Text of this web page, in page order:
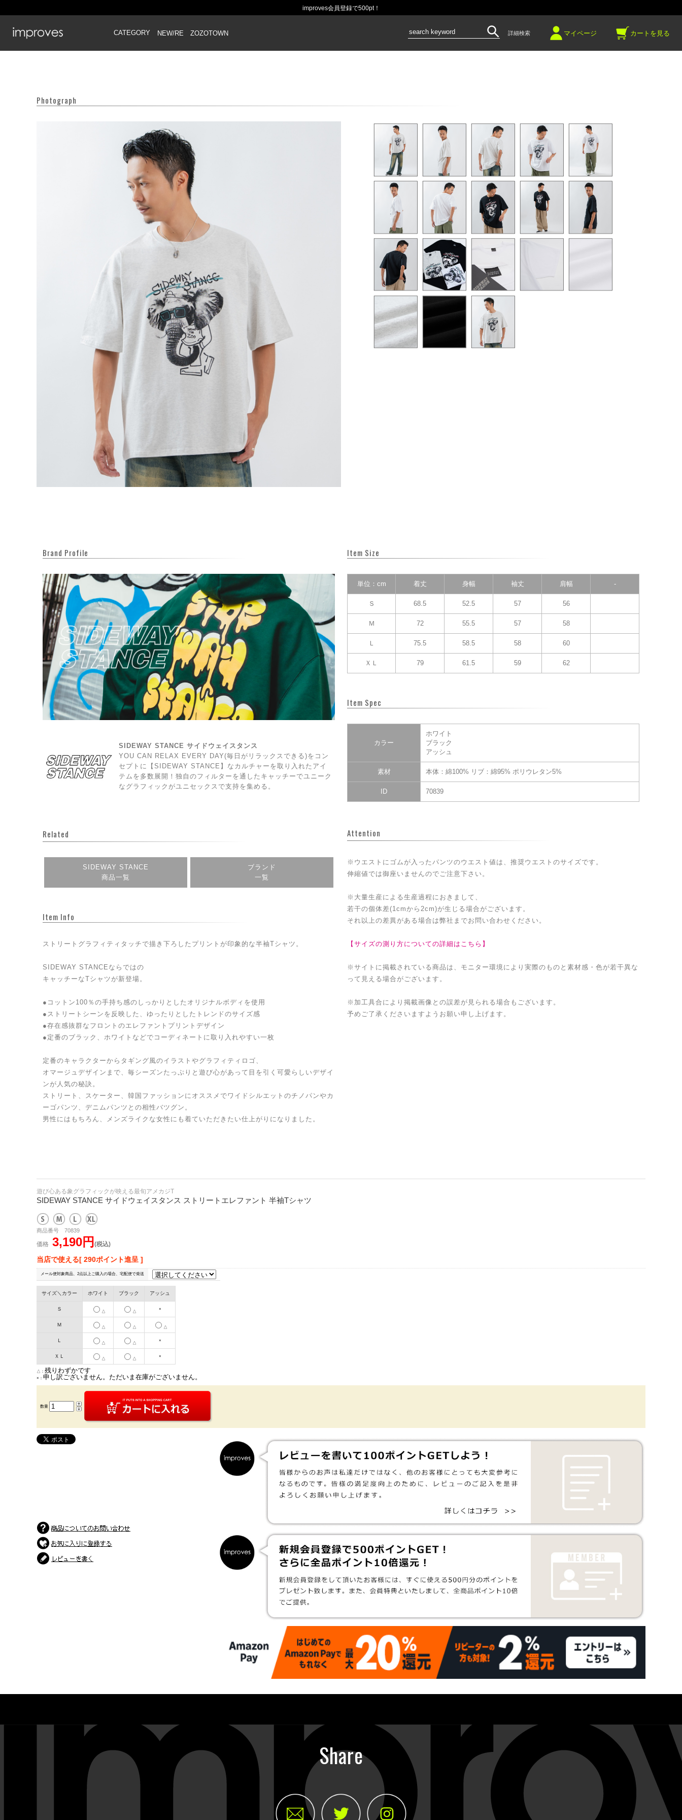
improves会員登録で500pt！
CATEGORY NEW/RE ZOZOTOWN 詳細検索 マイページ カートを見る
Photograph
Brand Profile
SIDEWAY STANCE サイドウェイスタンス
YOU CAN RELAX EVERY DAY(毎日がリラックスできる)をコン
セプトに【SIDEWAY STANCE】なカルチャーを取り入れたアイ
テムを多数展開！独自のフィルターを通したキャッチーでユニーク
なグラフィックがユニセックスで支持を集める。
Related
SIDEWAY STANCE
商品一覧
ブランド
一覧
Item Info
ストリートグラフィティタッチで描き下ろしたプリントが印象的な半袖Tシャツ。
SIDEWAY STANCEならではの
キャッチーなTシャツが新登場。
●コットン100％の手持ち感のしっかりとしたオリジナルボディを使用
●ストリートシーンを反映した、ゆったりとしたトレンドのサイズ感
●存在感抜群なフロントのエレファントプリントデザイン
●定番のブラック、ホワイトなどでコーディネートに取り入れやすい一枚
定番のキャラクターからタギング風のイラストやグラフィティロゴ、
オマージュデザインまで、毎シーズンたっぷりと遊び心があって目を引く可愛らしいデザイ
ンが人気の秘訣。
ストリート、スケーター、韓国ファッションにオススメでワイドシルエットのチノパンやカ
ーゴパンツ、デニムパンツとの相性バツグン。
男性にはもちろん、メンズライクな女性にも着ていただきたい仕上がりになりました。
Item Size
単位：cm 着丈 身幅 袖丈 肩幅 -
Ｓ 68.5 52.5 57 56
Ｍ 72 55.5 57 58
Ｌ 75.5 58.5 58 60
ＸＬ 79 61.5 59 62
Item Spec
カラー
ホワイト
ブラック
アッシュ
素材 本体：綿100% リブ：綿95% ポリウレタン5%
ID 70839
Attention
※ウエストにゴムが入ったパンツのウエスト値は、推奨ウエストのサイズです。
伸縮値では御座いませんのでご注意下さい。
※大量生産による生産過程におきまして、
若干の個体差(1cmから2cm)が生じる場合がございます。
それ以上の差異がある場合は弊社までお問い合わせください。
【サイズの測り方についての詳細はこちら】
※サイトに掲載されている商品は、モニター環境により実際のものと素材感・色が若干異な
って見える場合がございます。
※加工具合により掲載画像との誤差が見られる場合もございます。
予めご了承くださいますようお願い申し上げます。
遊び心ある象グラフィックが映える最旬アメカジT
SIDEWAY STANCE サイドウェイスタンス ストリートエレファント 半袖Tシャツ
商品番号 70839
価格 3,190円 (税込)
当店で使える[ 290ポイント進呈 ]
メール便対象商品、2点以上ご購入の場合、宅配便で発送
サイズ＼カラー ホワイト ブラック アッシュ
Ｓ △ △
×
Ｍ △ △ △
Ｌ △ △
×
ＸＬ △ △
×
△： 残りわずかです
×： 申し訳ございません。ただいま在庫がございません。
数量
Share